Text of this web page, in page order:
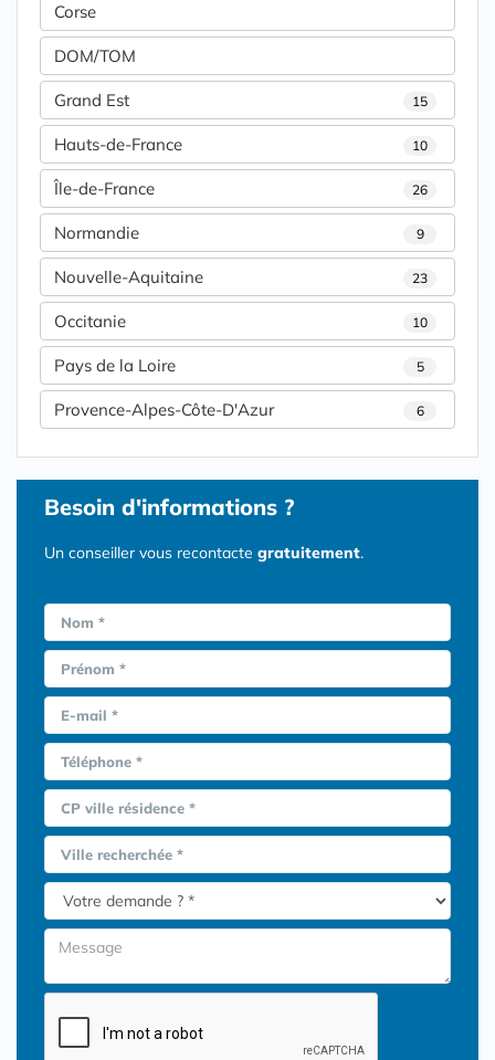
Corse
DOM/TOM
Grand Est 15
Hauts-de-France 10
Île-de-France 26
Normandie 9
Nouvelle-Aquitaine 23
Occitanie 10
Pays de la Loire 5
Provence-Alpes-Côte-D'Azur 6
Besoin d'informations ?
Un conseiller vous recontacte gratuitement.
Nom *
Prénom *
E-mail *
Téléphone *
CP ville résidence *
Ville recherchée *